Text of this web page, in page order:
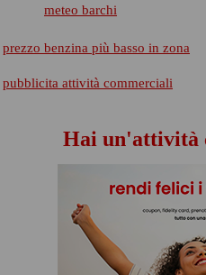
meteo barchi
prezzo benzina più basso in zona
pubblicita attività commerciali
Hai un'attività